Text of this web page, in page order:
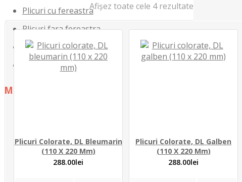
Plicuri cu fereastra
Plicuri fara fereastra
Plicuri Formate Speciale
Plicuri pentru curierat
Menu
Estimare pret
Portofoliu
Contact
Afișez toate cele 4 rezultate
Plicuri Colorate, DL Bleumarin
(110 X 220 Mm)
288.00lei
Plicuri Colorate, DL Galben
(110 X 220 Mm)
288.00lei